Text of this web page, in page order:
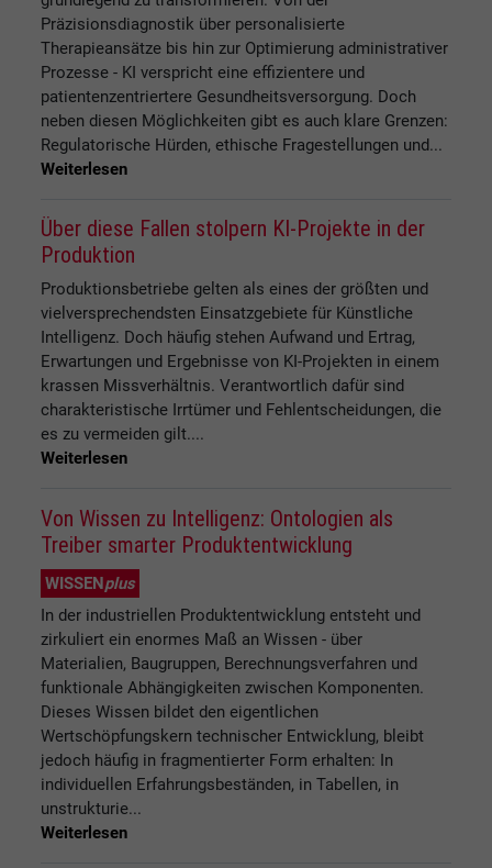
Präzisionsdiagnostik über personalisierte
Therapieansätze bis hin zur Optimierung administrativer
Prozesse - KI verspricht eine effizientere und
patientenzentriertere Gesundheitsversorgung. Doch
neben diesen Möglichkeiten gibt es auch klare Grenzen:
Regulatorische Hürden, ethische Fragestellungen und...
Weiterlesen
Über diese Fallen stolpern KI-Projekte in der
Produktion
Produktionsbetriebe gelten als eines der größten und
vielversprechendsten Einsatzgebiete für Künstliche
Intelligenz. Doch häufig stehen Aufwand und Ertrag,
Erwartungen und Ergebnisse von KI-Projekten in einem
krassen Missverhältnis. Verantwortlich dafür sind
charakteristische Irrtümer und Fehlentscheidungen, die
es zu vermeiden gilt....
Weiterlesen
Von Wissen zu Intelligenz: Ontologien als
Treiber smarter Produktentwicklung
WISSENplus
In der industriellen Produktentwicklung entsteht und
zirkuliert ein enormes Maß an Wissen - über
Materialien, Baugruppen, Berechnungsverfahren und
funktionale Abhängigkeiten zwischen Komponenten.
Dieses Wissen bildet den eigentlichen
Wertschöpfungskern technischer Entwicklung, bleibt
jedoch häufig in fragmentierter Form erhalten: In
individuellen Erfahrungsbeständen, in Tabellen, in
unstrukturie...
Weiterlesen